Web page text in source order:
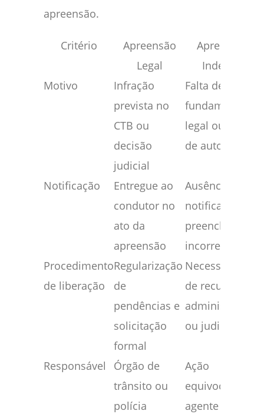
apreensão.
Critério
Apreensão
Legal
Apreensão
Indevida
Motivo
Infração
prevista no
CTB ou
decisão
judicial
Falta de
fundamento
legal ou abuso
de autoridade
Notificação
Entregue ao
condutor no
ato da
apreensão
Ausência de
notificação ou
preenchimento
incorreto
Procedimento
de liberação
Regularização
de
pendências e
solicitação
formal
Necessidade
de recurso
administrativo
ou judicial
Responsável
Órgão de
trânsito ou
polícia
Ação
equivocada de
agente público